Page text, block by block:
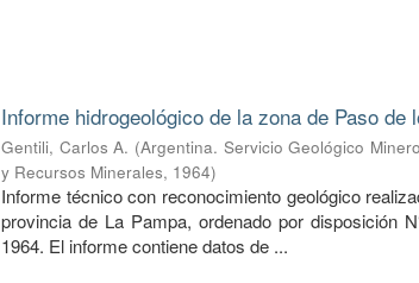
Informe hidrogeológico de la zona de Paso de
Gentili, Carlos A. (Argentina. Servicio Geológico
y Recursos Minerales, 1964)
Informe técnico con reconocimiento geológico
provincia de La Pampa, ordenado por disposición
1964. El informe contiene datos de ...